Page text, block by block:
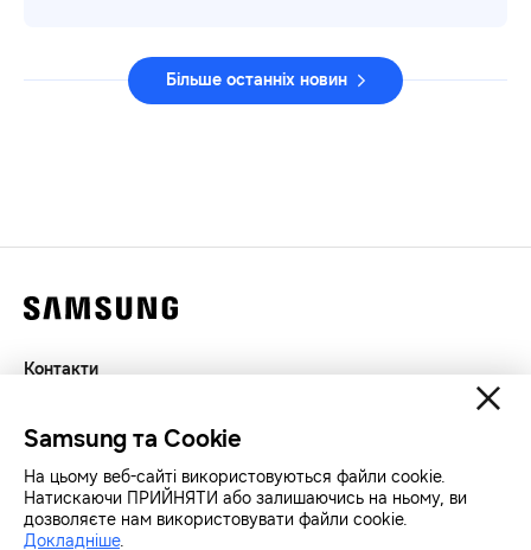
Більше останніх новин
Контакти
Конфіденційність
SAMSUNG.COM
Авторські права© SAMSUNG Всі права захищенно.
Samsung та Cookie
На цьому веб-сайті використовуються файли cookie.
Натискаючи ПРИЙНЯТИ або залишаючись на ньому, ви
дозволяєте нам використовувати файли cookie.
Докладніше.